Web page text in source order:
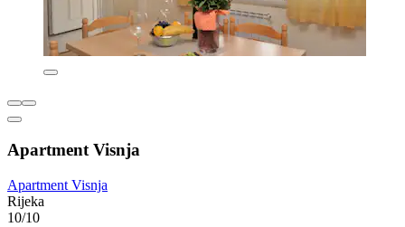
Apartment Visnja
Apartment Visnja
Rijeka
10/10